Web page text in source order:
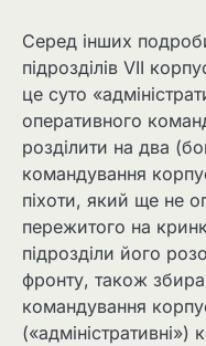
Серед інших
підрозділів VII
це суто
оперативного
розділити на два
командування
піхоти, який ще не
пережитого на
підрозділи його
фронту, також
командування